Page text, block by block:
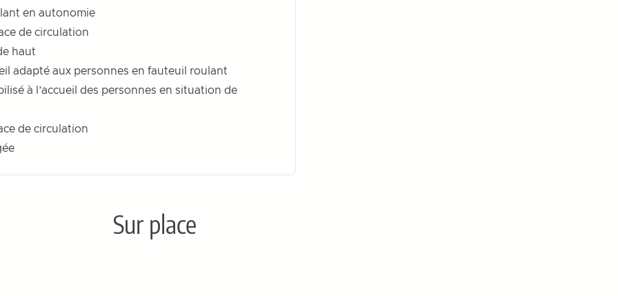
en autonomie
de circulation
haut
adapté aux personnes en fauteuil roulant
à l’accueil des personnes en situation de
de circulation
Sur place